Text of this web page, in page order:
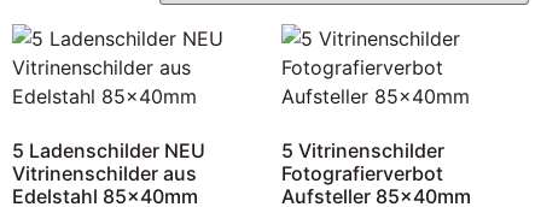
5 Ladenschilder NEU
Vitrinenschilder aus
Edelstahl 85x40mm
5 Vitrinenschilder
Fotografierverbot
Aufsteller 85x40mm